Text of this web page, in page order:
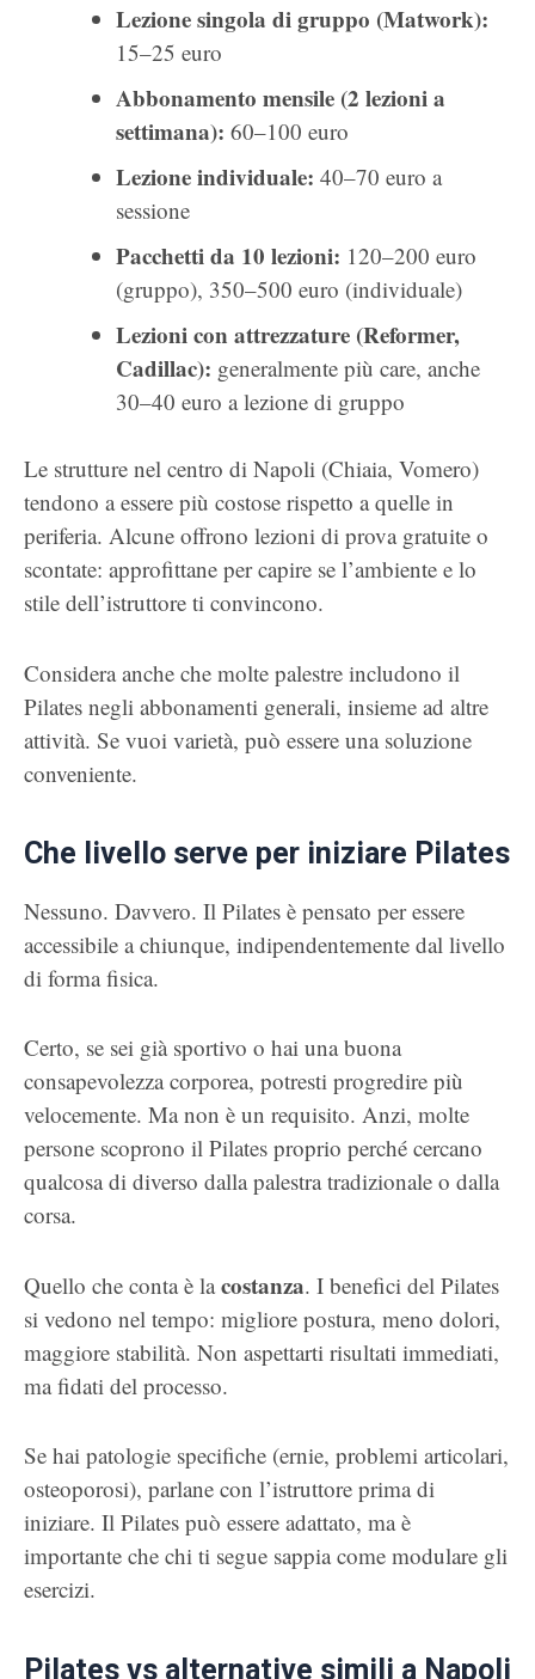
Lezione singola di gruppo (Matwork):
15–25 euro
Abbonamento mensile (2 lezioni a
settimana): 60–100 euro
Lezione individuale: 40–70 euro a
sessione
Pacchetti da 10 lezioni: 120–200 euro
(gruppo), 350–500 euro (individuale)
Lezioni con attrezzature (Reformer,
Cadillac): generalmente più care, anche
30–40 euro a lezione di gruppo
Le strutture nel centro di Napoli (Chiaia, Vomero)
tendono a essere più costose rispetto a quelle in
periferia. Alcune offrono lezioni di prova gratuite o
scontate: approfittane per capire se l’ambiente e lo
stile dell’istruttore ti convincono.
Considera anche che molte palestre includono il
Pilates negli abbonamenti generali, insieme ad altre
attività. Se vuoi varietà, può essere una soluzione
conveniente.
Che livello serve per iniziare Pilates
Nessuno. Davvero. Il Pilates è pensato per essere
accessibile a chiunque, indipendentemente dal livello
di forma fisica.
Certo, se sei già sportivo o hai una buona
consapevolezza corporea, potresti progredire più
velocemente. Ma non è un requisito. Anzi, molte
persone scoprono il Pilates proprio perché cercano
qualcosa di diverso dalla palestra tradizionale o dalla
corsa.
Quello che conta è lacostanza. I benefici del Pilates
si vedono nel tempo: migliore postura, meno dolori,
maggiore stabilità. Non aspettarti risultati immediati,
ma fidati del processo.
Se hai patologie specifiche (ernie, problemi articolari,
osteoporosi), parlane con l’istruttore prima di
iniziare. Il Pilates può essere adattato, ma è
importante che chi ti segue sappia come modulare gli
esercizi.
Pilates vs alternative simili a Napoli